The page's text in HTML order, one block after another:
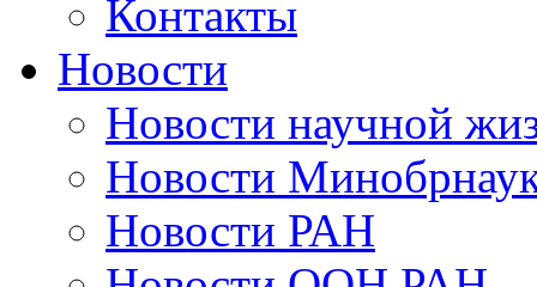
Контакты
Новости
Новости научной
Новости
Новости РАН